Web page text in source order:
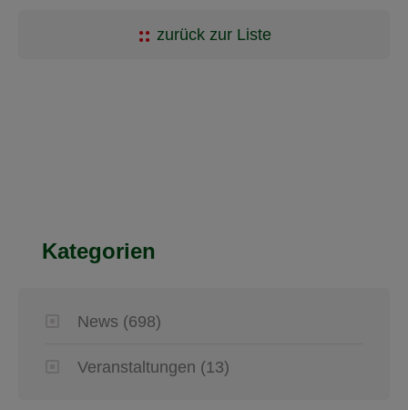
zurück zur Liste
Kategorien
News (698)
Veranstaltungen (13)